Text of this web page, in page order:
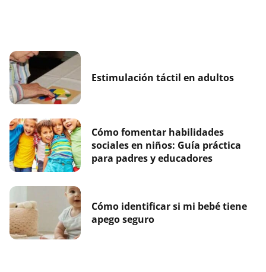
Estimulación táctil en adultos
Cómo fomentar habilidades
sociales en niños: Guía práctica
para padres y educadores
Cómo identificar si mi bebé tiene
apego seguro